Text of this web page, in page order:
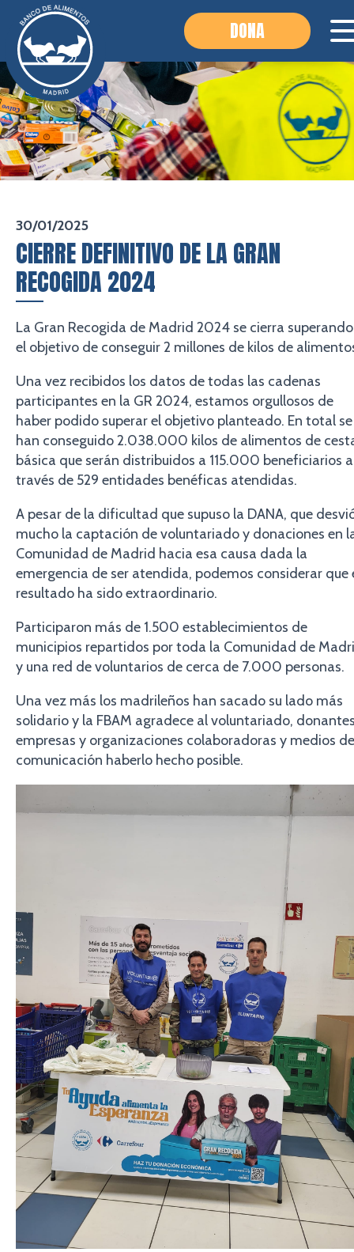
DONA
30/01/2025
CIERRE DEFINITIVO DE LA GRAN
RECOGIDA 2024
La Gran Recogida de Madrid 2024 se cierra superando
el objetivo de conseguir 2 millones de kilos de
Una vez recibidos los datos de todas las cadenas
participantes en la GR 2024, estamos orgullosos de
haber podido superar el objetivo planteado. En total se
han conseguido 2.038.000 kilos de alimentos de
básica que serán distribuidos a 115.000 beneficiarios a
través de 529 entidades benéficas atendidas.
A pesar de la dificultad que supuso la DANA, que
mucho la captación de voluntariado y donaciones en
Comunidad de Madrid hacia esa causa dada la
emergencia de ser atendida, podemos considerar que
resultado ha sido extraordinario.
Participaron más de 1.500 establecimientos de
municipios repartidos por toda la Comunidad de
y una red de voluntarios de cerca de 7.000 personas.
Una vez más los madrileños han sacado su lado más
solidario y la FBAM agradece al voluntariado,
empresas y organizaciones colaboradoras y medios de
comunicación haberlo hecho posible.